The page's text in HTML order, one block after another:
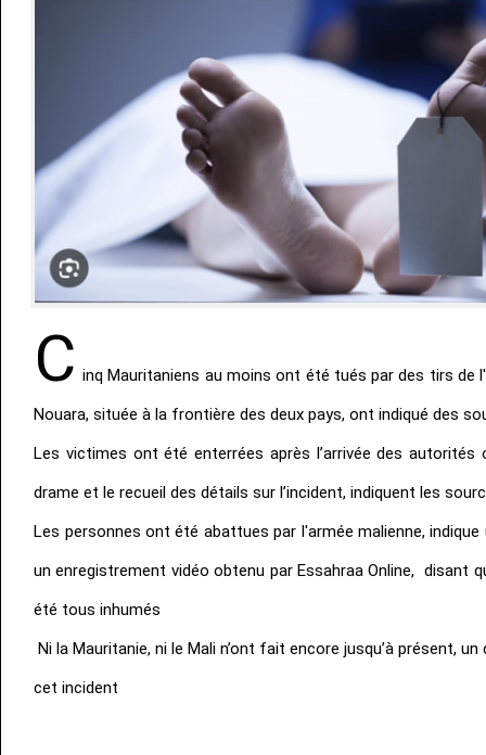
C inq Mauritaniens au moins ont été tués par des tirs de
Nouara, située à la frontière des deux pays, ont indiqué des
Les victimes ont été enterrées après l’arrivée des autorités
drame et le recueil des détails sur l’incident, indiquent les
Les personnes ont été abattues par l'armée malienne,
un enregistrement vidéo obtenu par Essahraa Online, disant
été tous inhumés
Ni la Mauritanie, ni le Mali n’ont fait encore jusqu’à présent,
cet incident